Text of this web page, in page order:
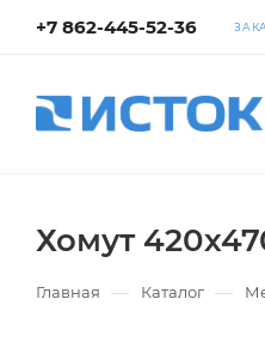
+7 862-445-52-36
Хомут
Главная — Каталог —